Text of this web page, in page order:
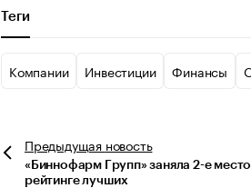
Теги
Компании Инвестиции Финансы
Предыдущая новость
«Биннофарм Групп» заняла 2-е
рейтинге лучших